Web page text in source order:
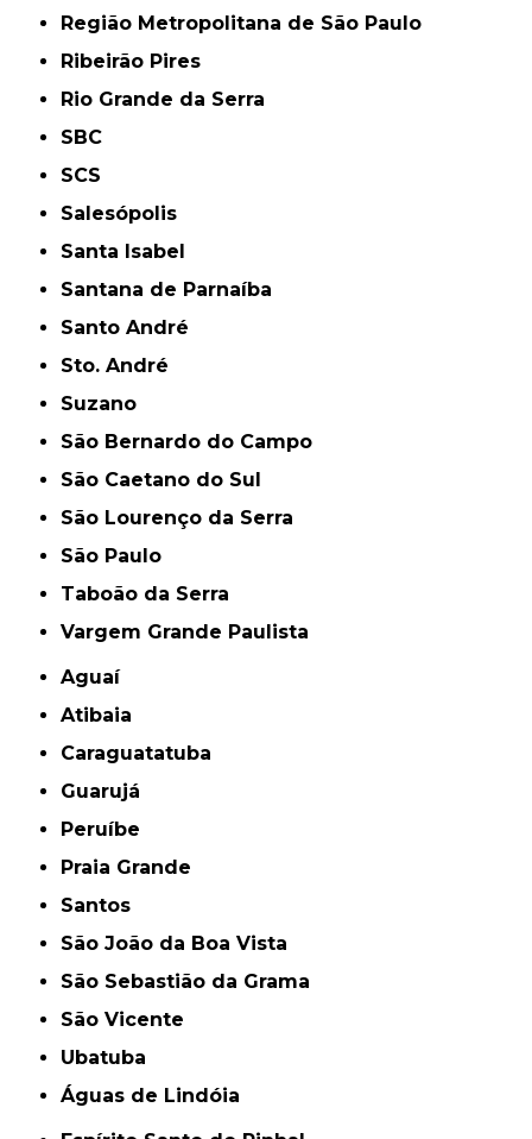
Região Metropolitana de São Paulo
Ribeirão Pires
Rio Grande da Serra
SBC
SCS
Salesópolis
Santa Isabel
Santana de Parnaíba
Santo André
Sto. André
Suzano
São Bernardo do Campo
São Caetano do Sul
São Lourenço da Serra
São Paulo
Taboão da Serra
Vargem Grande Paulista
Aguaí
Atibaia
Caraguatatuba
Guarujá
Peruíbe
Praia Grande
Santos
São João da Boa Vista
São Sebastião da Grama
São Vicente
Ubatuba
Águas de Lindóia